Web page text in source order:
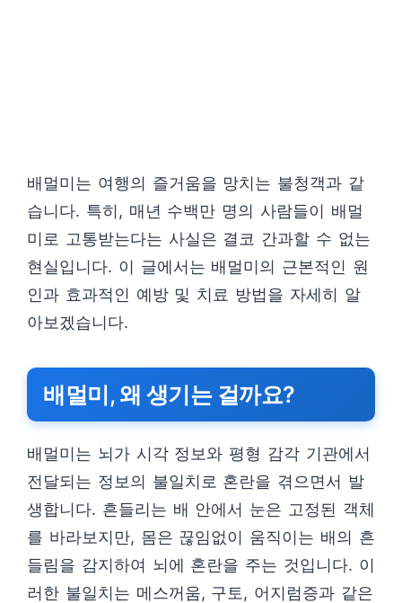
배멀미는 여행의 즐거움을 망치는 불청객과 같
습니다. 특히, 매년 수백만 명의 사람들이 배멀
미로 고통받는다는 사실은 결코 간과할 수 없는
현실입니다. 이 글에서는 배멀미의 근본적인 원
인과 효과적인 예방 및 치료 방법을 자세히 알
아보겠습니다.
배멀미, 왜 생기는 걸까요?
배멀미는 뇌가 시각 정보와 평형 감각 기관에서
전달되는 정보의 불일치로 혼란을 겪으면서 발
생합니다. 흔들리는 배 안에서 눈은 고정된 객체
를 바라보지만, 몸은 끊임없이 움직이는 배의 흔
들림을 감지하여 뇌에 혼란을 주는 것입니다. 이
러한 불일치는 메스꺼움, 구토, 어지럼증과 같은